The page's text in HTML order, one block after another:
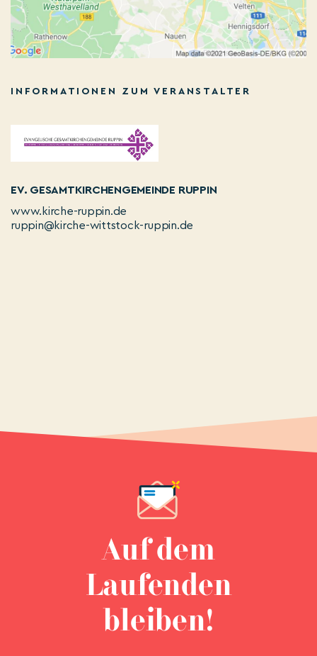
INFORMATIONEN ZUM VERANSTALTER
EV. GESAMTKIRCHENGEMEINDE RUPPIN
www.kirche-ruppin.de
ruppin@kirche-wittstock-ruppin.de
Auf dem
Laufenden
bleiben!